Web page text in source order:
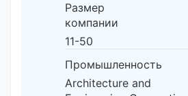
Размер
компании
11-50
Промышленность
Architecture and